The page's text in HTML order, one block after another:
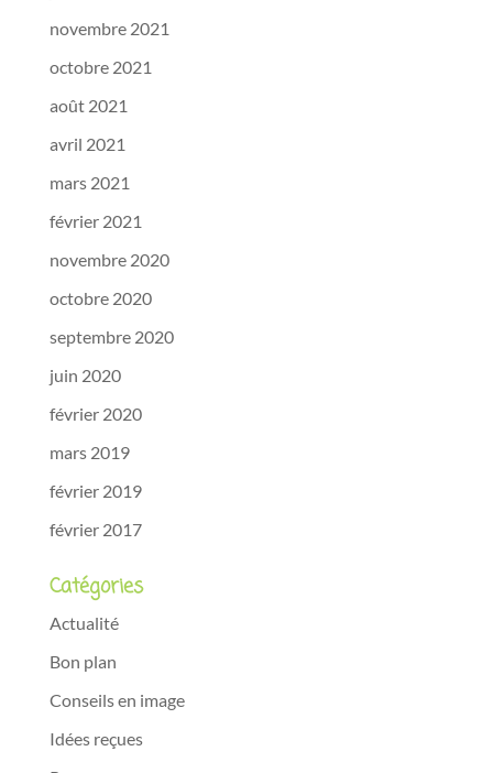
novembre 2021
octobre 2021
août 2021
avril 2021
mars 2021
février 2021
novembre 2020
octobre 2020
septembre 2020
juin 2020
février 2020
mars 2019
février 2019
février 2017
Catégories
Actualité
Bon plan
Conseils en image
Idées reçues